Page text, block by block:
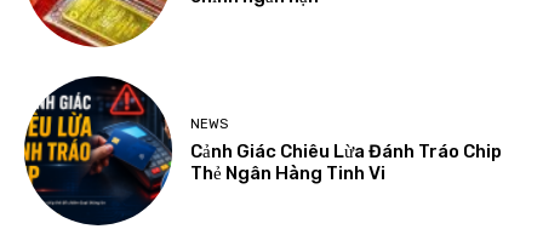
NEWS
Cảnh Giác Chiêu Lừa Đánh Tráo Chip
Thẻ Ngân Hàng Tinh Vi